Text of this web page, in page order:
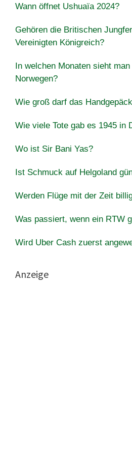
Wann öffnet Ushuaïa 2024?
Gehören die Britischen
Vereinigten Königreich?
In welchen Monaten sieht
Norwegen?
Wie groß darf das
Wie viele Tote gab es 1945 in
Wo ist Sir Bani Yas?
Ist Schmuck auf Helgoland
Werden Flüge mit der Zeit
Was passiert, wenn ein RTW
Wird Uber Cash zuerst
Anzeige